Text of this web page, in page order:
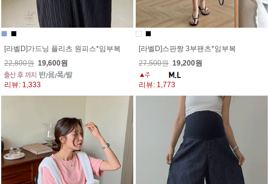
[라벨D]가드닝 플리츠 원피스*임부복
22,800원 19,600원
리뷰: 1,333
[라벨D]스판짱 3부팬츠*임부복
27,500원 19,200원
리뷰: 1,773